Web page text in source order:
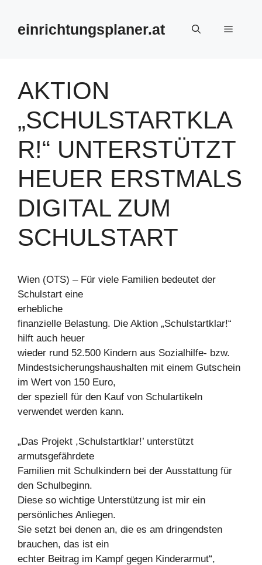
springeneinrichtungsplaner.at Menü
AKTION
„SCHULSTARTKLA
R!“ UNTERSTÜTZT
HEUER ERSTMALS
DIGITAL ZUM
SCHULSTART
Wien (OTS) – Für viele Familien bedeutet der
Schulstart eine
erhebliche
finanzielle Belastung. Die Aktion „Schulstartklar!“
hilft auch heuer
wieder rund 52.500 Kindern aus Sozialhilfe- bzw.
Mindestsicherungshaushalten mit einem Gutschein
im Wert von 150 Euro,
der speziell für den Kauf von Schulartikeln
verwendet werden kann.
„Das Projekt ,Schulstartklar!’ unterstützt
armutsgefährdete
Familien mit Schulkindern bei der Ausstattung für
den Schulbeginn.
Diese so wichtige Unterstützung ist mir ein
persönliches Anliegen.
Sie setzt bei denen an, die es am dringendsten
brauchen, das ist ein
echter Beitrag im Kampf gegen Kinderarmut“,